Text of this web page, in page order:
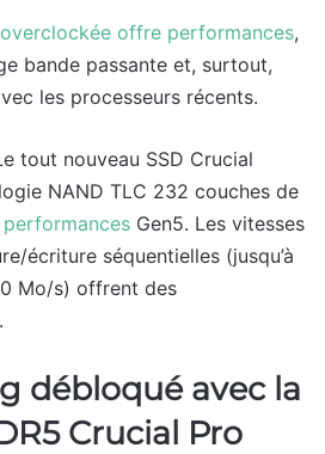
offre performances,
bande passante et, surtout,
les processeurs récents.
tout nouveau SSD Crucial
NAND TLC 232 couches de
Gen5. Les vitesses
écriture séquentielles (jusqu’à
Mo/s) offrent des
débloqué avec la
Crucial Pro